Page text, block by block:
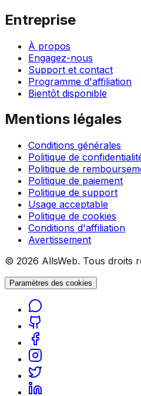
Entreprise
À propos
Engagez-nous
Support et contact
Programme d'affiliation
Bientôt disponible
Mentions légales
Conditions générales
Politique de
Politique de
Politique de paiement
Politique de support
Usage acceptable
Politique de cookies
Conditions d'affiliation
Avertissement
© 2026 AllsWeb. Tous droits
Paramètres des cookies